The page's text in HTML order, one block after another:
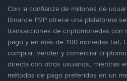
Con la confianza de millones de
Binance P2P ofrece una plataforma
transacciones de criptomonedas con
pago y en más de 100 monedas fiat.
comprar, vender y comerciar
directa con otros usuarios, mientras
métodos de pago preferidos en un